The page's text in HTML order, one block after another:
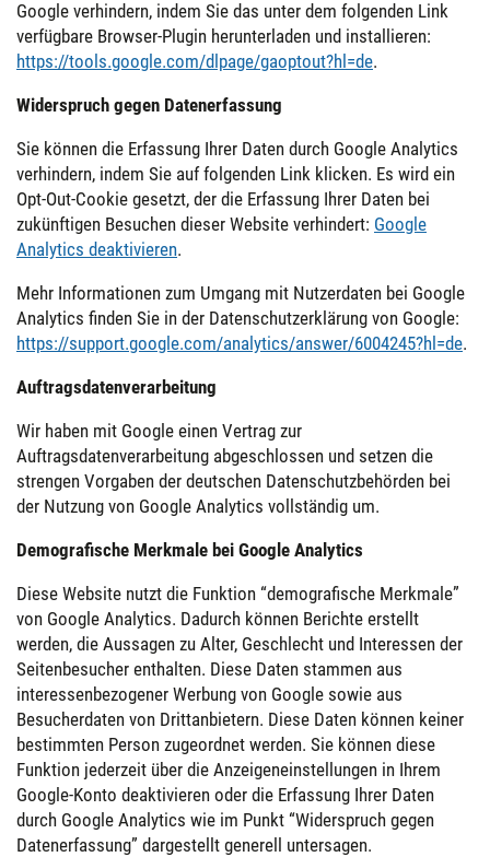
Google verhindern, indem Sie das unter dem folgenden Link
verfügbare Browser-Plugin herunterladen und installieren:
https://tools.google.com/dlpage/gaoptout?hl=de.
Widerspruch gegen Datenerfassung
Sie können die Erfassung Ihrer Daten durch Google Analytics
verhindern, indem Sie auf folgenden Link klicken. Es wird ein
Opt-Out-Cookie gesetzt, der die Erfassung Ihrer Daten bei
zukünftigen Besuchen dieser Website verhindert: Google
Analytics deaktivieren.
Mehr Informationen zum Umgang mit Nutzerdaten bei Google
Analytics finden Sie in der Datenschutzerklärung von Google:
https://support.google.com/analytics/answer/6004245?hl=de.
Auftragsdatenverarbeitung
Wir haben mit Google einen Vertrag zur
Auftragsdatenverarbeitung abgeschlossen und setzen die
strengen Vorgaben der deutschen Datenschutzbehörden bei
der Nutzung von Google Analytics vollständig um.
Demografische Merkmale bei Google Analytics
Diese Website nutzt die Funktion “demografische Merkmale”
von Google Analytics. Dadurch können Berichte erstellt
werden, die Aussagen zu Alter, Geschlecht und Interessen der
Seitenbesucher enthalten. Diese Daten stammen aus
interessenbezogener Werbung von Google sowie aus
Besucherdaten von Drittanbietern. Diese Daten können keiner
bestimmten Person zugeordnet werden. Sie können diese
Funktion jederzeit über die Anzeigeneinstellungen in Ihrem
Google-Konto deaktivieren oder die Erfassung Ihrer Daten
durch Google Analytics wie im Punkt “Widerspruch gegen
Datenerfassung” dargestellt generell untersagen.